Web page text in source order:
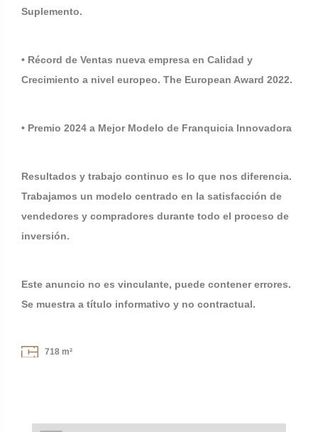
Suplemento.
• Récord de Ventas nueva empresa en Calidad y
Crecimiento a nivel europeo. The European Award 2022.
• Premio 2024 a Mejor Modelo de Franquicia Innovadora
Resultados y trabajo continuo es lo que nos diferencia.
Trabajamos un modelo centrado en la satisfacción de
vendedores y compradores durante todo el proceso de
inversión.
Este anuncio no es vinculante, puede contener errores.
Se muestra a título informativo y no contractual.
718 m²